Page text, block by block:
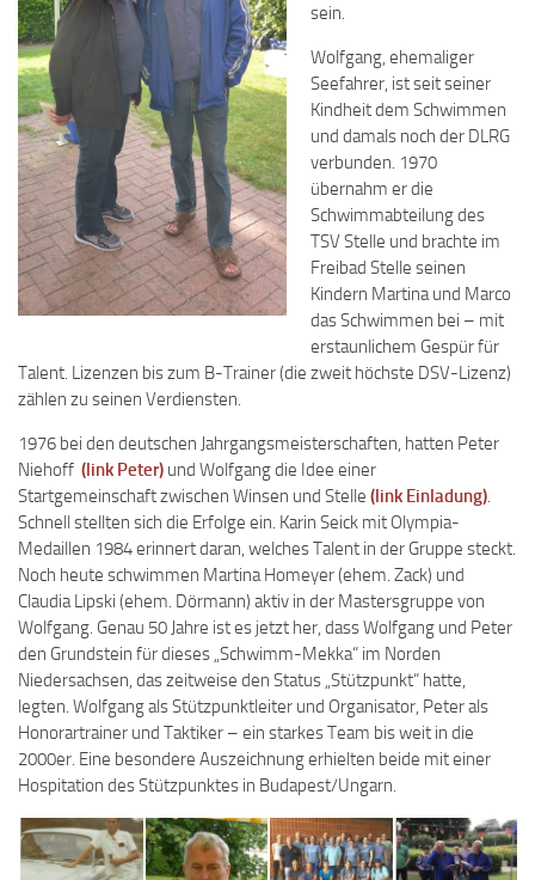
sein.
Wolfgang, ehemaliger
Seefahrer, ist seit seiner
Kindheit dem Schwimmen
und damals noch der DLRG
verbunden. 1970
übernahm er die
Schwimmabteilung des
TSV Stelle und brachte im
Freibad Stelle seinen
Kindern Martina und Marco
das Schwimmen bei – mit
erstaunlichem Gespür für
Talent. Lizenzen bis zum B-Trainer (die zweit höchste DSV-Lizenz)
zählen zu seinen Verdiensten.
1976 bei den deutschen Jahrgangsmeisterschaften, hatten Peter
Niehoff (link Peter) und Wolfgang die Idee einer
Startgemeinschaft zwischen Winsen und Stelle (link Einladung).
Schnell stellten sich die Erfolge ein. Karin Seick mit Olympia-
Medaillen 1984 erinnert daran, welches Talent in der Gruppe steckt.
Noch heute schwimmen Martina Homeyer (ehem. Zack) und
Claudia Lipski (ehem. Dörmann) aktiv in der Mastersgruppe von
Wolfgang. Genau 50 Jahre ist es jetzt her, dass Wolfgang und Peter
den Grundstein für dieses „Schwimm-Mekka“ im Norden
Niedersachsen, das zeitweise den Status „Stützpunkt“ hatte,
legten. Wolfgang als Stützpunktleiter und Organisator, Peter als
Honorartrainer und Taktiker – ein starkes Team bis weit in die
2000er. Eine besondere Auszeichnung erhielten beide mit einer
Hospitation des Stützpunktes in Budapest/Ungarn.